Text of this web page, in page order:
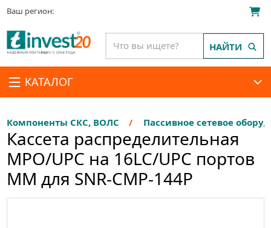
Ваш регион:
КАТАЛОГ
НАЙТИ
Компоненты СКС, ВОЛС Пассивное сетевое
Кассета распределительная
MPO/UPC на 16LC/UPC портов
MM для SNR-CMP-144P